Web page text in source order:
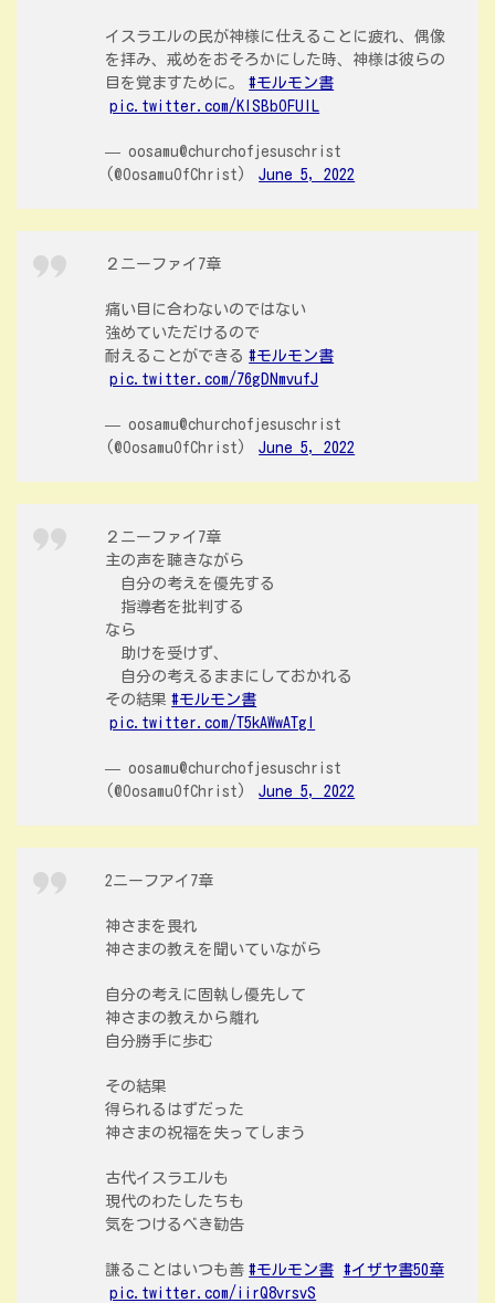
イスラエルの民が神様に仕えることに疲れ、偶像
を拝み、戒めをおそろかにした時、神様は彼らの
目を覚ますために。
#モルモン書
pic.twitter.com/KISBbOFUlL
— oosamu@churchofjesuschrist
(@OosamuOfChrist)
June 5, 2022
２ニーファイ7章
痛い目に合わないのではない
強めていただけるので
耐えることができる #モルモン書
pic.twitter.com/76gDNmvufJ
— oosamu@churchofjesuschrist
(@OosamuOfChrist)
June 5, 2022
２ニーファイ7章
主の声を聴きながら
自分の考えを優先する
指導者を批判する
なら
助けを受けず、
自分の考えるままにしておかれる
その結果 #モルモン書
pic.twitter.com/T5kAWwATgI
— oosamu@churchofjesuschrist
(@OosamuOfChrist)
June 5, 2022
2ニーフアイ7章
神さまを畏れ
神さまの教えを聞いていながら
自分の考えに固執し優先して
神さまの教えから離れ
自分勝手に歩む
その結果
得られるはずだった
神さまの祝福を失ってしまう
古代イスラエルも
現代のわたしたちも
気をつけるべき勧告
謙ることはいつも善 #モルモン書
#イザヤ書50章
pic.twitter.com/iirQ8vrsvS